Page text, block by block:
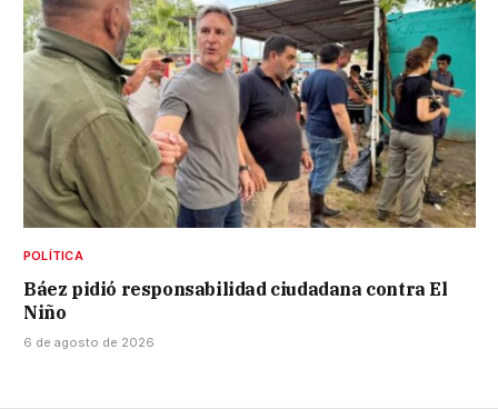
POLÍTICA
Báez pidió responsabilidad ciudadana contra El
Niño
6 de agosto de 2026